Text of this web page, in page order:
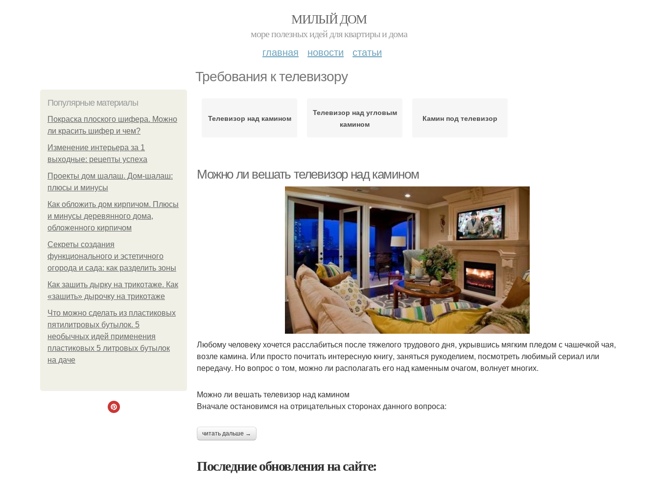
МИЛЫЙ ДОМ
море полезных идей для квартиры и дома
главная новости статьи
Требования к телевизору
Популярные материалы
Покраска плоского шифера. Можно
ли красить шифер и чем?
Изменение интерьера за 1
выходные: рецепты успеха
Проекты дом шалаш. Дом-шалаш:
плюсы и минусы
Как обложить дом кирпичом. Плюсы
и минусы деревянного дома,
обложенного кирпичом
Секреты создания
функционального и эстетичного
огорода и сада: как разделить зоны
Как зашить дырку на трикотаже. Как
«зашить» дырочку на трикотаже
Что можно сделать из пластиковых
пятилитровых бутылок. 5
необычных идей применения
пластиковых 5 литровых бутылок
на даче
Телевизор над камином
Телевизор над угловым
камином
Камин под телевизор
Можно ли вешать телевизор над камином
Любому человеку хочется расслабиться после тяжелого трудового дня, укрывшись мягким пледом с чашечкой чая,
возле камина. Или просто почитать интересную книгу, заняться рукоделием, посмотреть любимый сериал или
передачу. Но вопрос о том, можно ли располагать его над каменным очагом, волнует многих.
Можно ли вешать телевизор над камином
Вначале остановимся на отрицательных сторонах данного вопроса:
читать дальше →
Последние обновления на сайте: